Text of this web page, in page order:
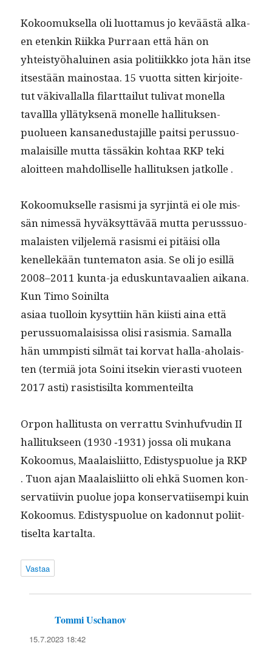
Kokoomuk­sel­la oli luot­ta­mus jo keväästä alka­
en etenkin Riik­ka Purraan että hän on
yhteistyöhaluinen asia poli­ti­ikkko jota hän itse
itses­tään main­os­taa. 15 vuot­ta sit­ten kir­joite­
tut väki­val­lal­la filart­tailut tuli­vat monel­la
taval­l­la yllä­tyk­senä mon­elle hal­li­tuk­sen­
puolueen kansane­dus­ta­jille pait­si perus­suo­
ma­laisille mut­ta tässäkin kohtaa RKP teki
aloit­teen mah­dol­liselle hal­li­tuk­sen jatkolle .
Kokoomuk­selle rasis­mi ja syr­jin­tä ei ole mis­
sän nimessä hyväksyt­tävää mut­ta peruss­suo­
ma­lais­ten vil­jelemä rasis­mi ei pitäisi olla
kenellekään tun­tem­aton asia. Se oli jo esil­lä
2008–2011 kun­ta-ja eduskun­tavaalien aikana.
Kun Timo Soinilta
asi­aa tuol­loin kysyt­ti­in hän kiisti aina että
perus­suo­ma­lai­sis­sa olisi rasis­mia. Samal­la
hän ummp­isti silmät tai kor­vat hal­la-aho­lais­
ten (ter­miä jota Soi­ni itsekin vierasti vuo­teen
2017 asti) rasis­tisil­ta kommenteilta
Orpon hal­li­tus­ta on ver­rat­tu Svin­hufvudin II
hal­li­tuk­seen (1930 ‑1931) jos­sa oli mukana
Kokoomus, Maalais­li­it­to, Edis­tyspuolue ja RKP
. Tuon ajan Maalais­li­it­to oli ehkä Suomen kon­
ser­vati­ivin puolue jopa kon­ser­vati­isem­pi kuin
Kokoomus. Edis­tyspuolue on kadon­nut poli­it­
tiselta kartalta.
Vastaa
Tommi Uschanov
15.7.2023 18:42